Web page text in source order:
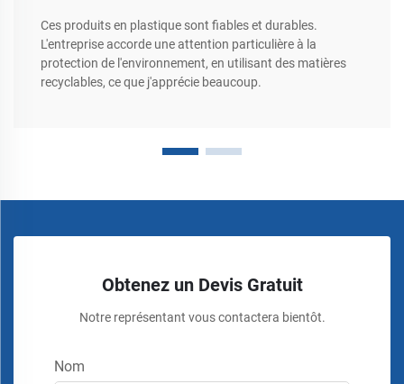
Ces produits en plastique sont fiables et durables.
L'entreprise accorde une attention particulière à la
protection de l'environnement, en utilisant des matières
recyclables, ce que j'apprécie beaucoup.
Obtenez un Devis Gratuit
Notre représentant vous contactera bientôt.
Nom